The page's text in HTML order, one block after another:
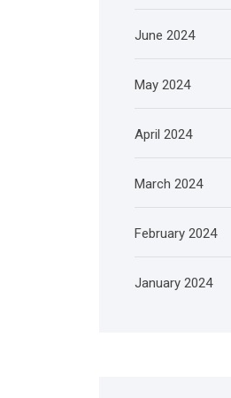
June 2024
May 2024
April 2024
March 2024
February 2024
January 2024